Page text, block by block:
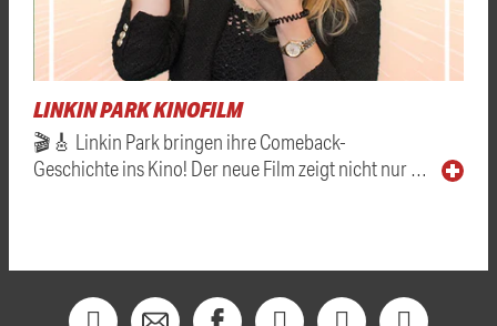
LINKIN PARK KINOFILM
🎬🎸 Linkin Park bringen ihre Comeback-
Geschichte ins Kino! Der neue Film zeigt nicht nur …